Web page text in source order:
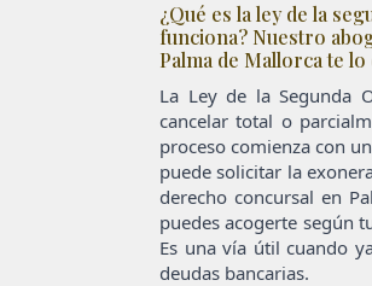
¿Qué es la ley de la
funciona? Nuestro
Palma de Mallorca te lo
La Ley de la Segunda
cancelar total o
proceso comienza con
puede solicitar la
derecho concursal en
puedes acogerte según
Es una vía útil cuando
deudas bancarias.